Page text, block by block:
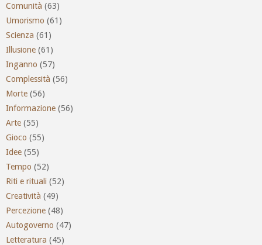
Comunità (63)
Umorismo (61)
Scienza (61)
Illusione (61)
Inganno (57)
Complessità (56)
Morte (56)
Informazione (56)
Arte (55)
Gioco (55)
Idee (55)
Tempo (52)
Riti e rituali (52)
Creatività (49)
Percezione (48)
Autogoverno (47)
Letteratura (45)